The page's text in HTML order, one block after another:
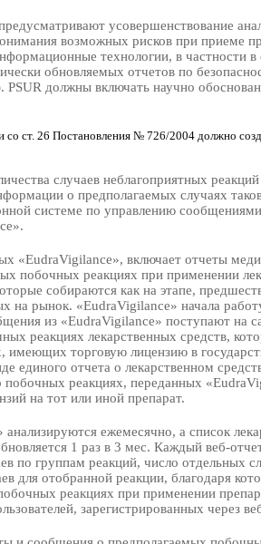
усовершенствование
возможных рисков при приеме
технологии, в частности в
обновляемых отчетов по
должны включать научно
ст. 26 Постановления № 726/2004 должно
случаев неблагоприятных
о предполагаемых случаях
системе по управлению сообщениями
«EudraVigilance», включает отчеты
побочных реакциях при применении
собираются как на этапе,
на рынок. «EudraVigilance» начала
из «EudraVigilance» поступают на
реакциях лекарственных средств,
имеющих торговую лицензию в
единого отчета о лекарственном
реакциях, переданных
на тот или иной препарат.
ежемесячно, а список
1 раз в 3 мес. Каждый веб-
по группам реакций, число отдельных
для отобранной реакции, благодаря
реакциях при применении
зарегистрированных через